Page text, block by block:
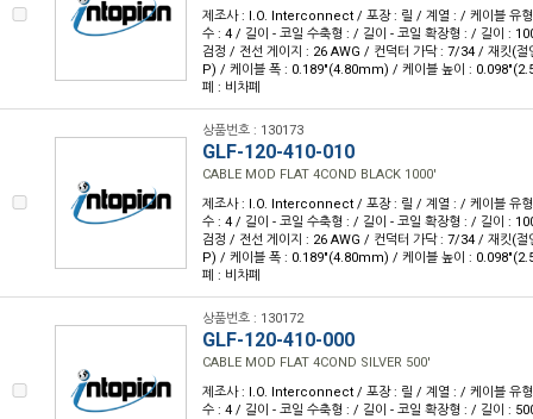
제조사 : I.O. Interconnect / 포장 : 릴 / 계열 : / 케이블 유형
수 : 4 / 길이 - 코일 수축형 : / 길이 - 코일 확장형 : / 길이 :
검정 / 전선 게이지 : 26 AWG / 컨덕터 가닥 : 7/34 / 재킷(절
P) / 케이블 폭 : 0.189"(4.80mm) / 케이블 높이 :
폐 : 비차폐
상품번호 : 130173
GLF-120-410-010
CABLE MOD FLAT 4COND BLACK 1000'
제조사 : I.O. Interconnect / 포장 : 릴 / 계열 : / 케이블 유형
수 : 4 / 길이 - 코일 수축형 : / 길이 - 코일 확장형 : / 길이 :
검정 / 전선 게이지 : 26 AWG / 컨덕터 가닥 : 7/34 / 재킷(절
P) / 케이블 폭 : 0.189"(4.80mm) / 케이블 높이 :
폐 : 비차폐
상품번호 : 130172
GLF-120-410-000
CABLE MOD FLAT 4COND SILVER 500'
제조사 : I.O. Interconnect / 포장 : 릴 / 계열 : / 케이블 유형
수 : 4 / 길이 - 코일 수축형 : / 길이 - 코일 확장형 : / 길이 :